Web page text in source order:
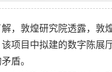
，敦煌研究院透露，敦
项目中拟建的数字陈展
盾。